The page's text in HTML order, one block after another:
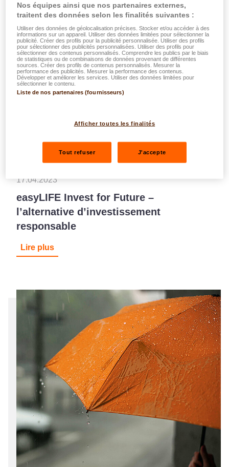
17.04.2023
easyLIFE Invest for Future –
l’alternative d’investissement
responsable
Lire plus
Nos équipes ainsi que nos partenaires externes,
traitent des données selon les finalités suivantes :
Utiliser des données de géolocalisation précises. Stocker et/ou accéder à des
informations sur un appareil. Utiliser des données limitées pour sélectionner la
publicité. Créer des profils pour la publicité personnalisée. Utiliser des profils
pour sélectionner des publicités personnalisées. Utiliser des profils pour
sélectionner des contenus personnalisés. Comprendre les publics par le biais
de statistiques ou de combinaisons de données provenant de différentes
sources. Créer des profils de contenus personnalisés. Mesurer la
performance des publicités. Mesurer la performance des contenus.
Développer et améliorer les services. Utiliser des données limitées pour
sélectionner le contenu.
Liste de nos partenaires (fournisseurs)
Afficher toutes les finalités
Tout refuser J'accepte